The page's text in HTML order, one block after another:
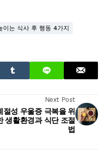
이는 식사 후 행동 4가지
Next Post
절성 우울증 극복을 위
생활환경과 식단 조절
법